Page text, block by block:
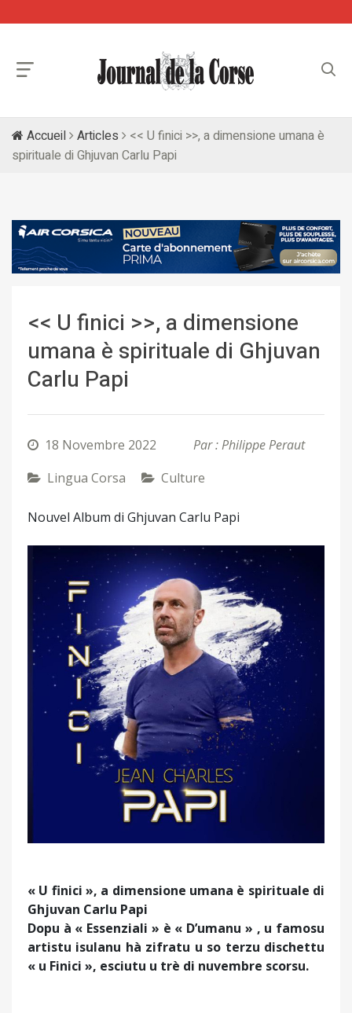
Accueil Articles
<< U finici >>, a dimensione umana è
spirituale di Ghjuvan Carlu Papi
<< U finici >>, a dimensione
umana è spirituale di Ghjuvan
Carlu Papi
18 Novembre 2022
Par : Philippe Peraut
Lingua Corsa
Culture
Nouvel Album di Ghjuvan Carlu Papi
« U finici », a dimensione umana è spirituale di
Ghjuvan Carlu Papi
Dopu à « Essenziali » è « D’umanu » , u famosu
artistu isulanu hà zifratu u so terzu dischettu
« u Finici », esciutu u trè di nuvembre scorsu.